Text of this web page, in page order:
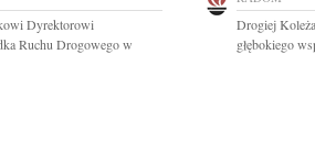
Dyrektorowi
Ruchu Drogowego w
Drogiej
głębokiego